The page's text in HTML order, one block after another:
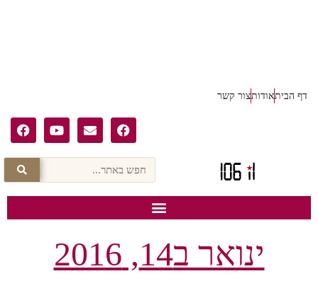
דף הביתאודותצור קשר
ינואר ב14, 2016